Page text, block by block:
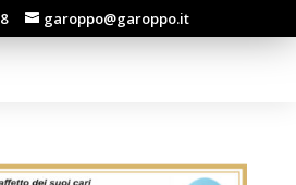
garoppo@garoppo.it